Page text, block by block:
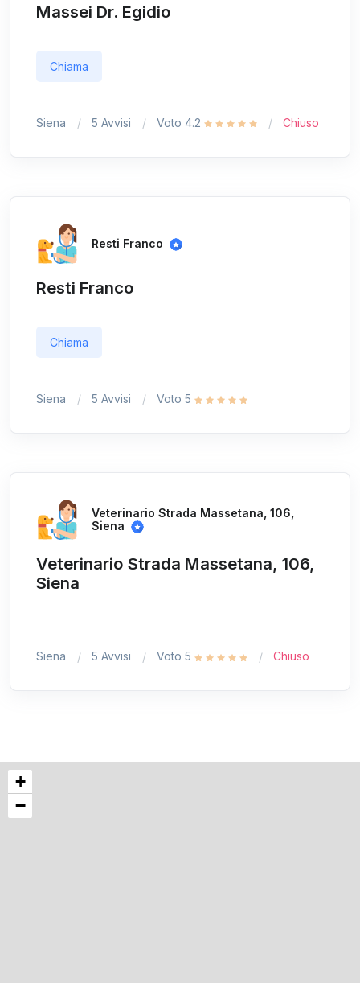
Massei Dr. Egidio
Chiama
Siena 5 Avvisi Voto 4.2 Chiuso
Resti Franco
Resti Franco
Chiama
Siena 5 Avvisi Voto 5
Veterinario Strada Massetana, 106,
Siena
Veterinario Strada Massetana, 106,
Siena
Siena 5 Avvisi Voto 5 Chiuso
+
−